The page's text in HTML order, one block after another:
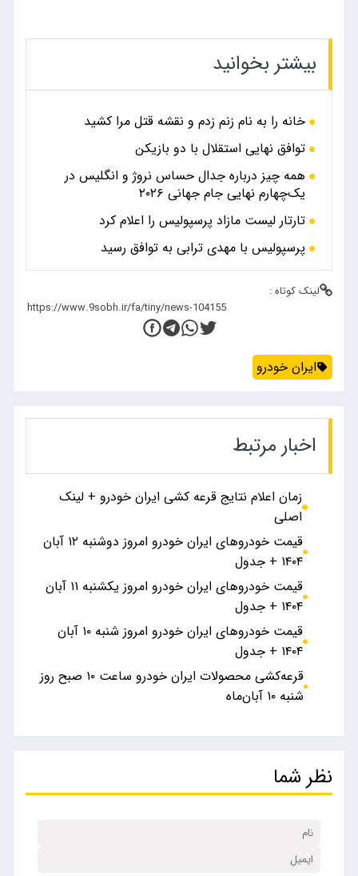
و نقشه قتل مرا کشید
با دو بازیکن
حساس نروژ و انگلیس در
را اعلام کرد
به توافق رسید
کشی ایران خودرو + لینک
قیمت خودرو‌های ایران خودرو امروز دوشنبه ۱۲ آبان
قیمت خودرو‌های ایران خودرو امروز یکشنبه ۱۱ آبان
قیمت خودرو‌های ایران خودرو امروز شنبه ۱۰ آبان
قرعه‌کشی محصولات ایران خودرو ساعت ۱۰ صبح روز